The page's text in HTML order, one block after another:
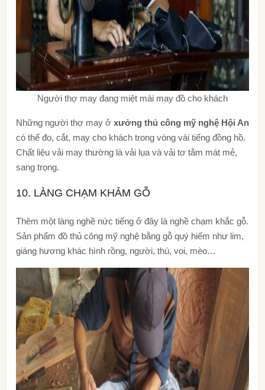
Người thợ may đang miệt mài may đồ cho khách
Những người thợ may ở xưởng thủ công mỹ nghệ Hội An
có thể đo, cắt, may cho khách trong vòng vài tiếng đồng hồ.
Chất liệu vải may thường là vải lụa và vải tơ tằm mát mẻ,
sang trọng.
10. LÀNG CHẠM KHẢM GỖ
Thêm một làng nghề nức tiếng ở đây là nghề chạm khắc gỗ.
Sản phẩm đồ thủ công mỹ nghệ bằng gỗ quý hiếm như lim,
giáng hương khác hình rồng, người, thú, voi, mèo…